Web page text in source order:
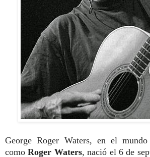
George Roger Waters, en el
como Roger Waters, nació el6 de